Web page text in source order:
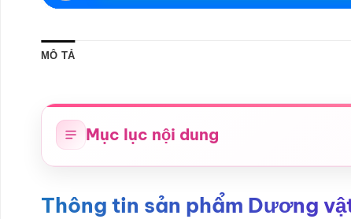
MÔ TẢ
Mục lục nội dung
Thông tin sản phẩm Dương